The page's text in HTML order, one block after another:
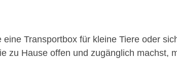
Transportbox für kleine Tiere oder
zu Hause offen und zugänglich machst,